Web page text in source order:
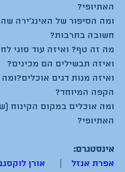
האתיופי?
ומה הסיפור של האינג'ירה
חשובה בתרבות?
מה זה טף? ואיזה עוד סוגי
ואיזה תבשילים הם מכינים?
ואיזה מנות דגים
הקפה המיוחד?
ומה אוכלים במקום הקינוח
האתיופי?
אינסטגרם:
אפרת אנזל
אורן